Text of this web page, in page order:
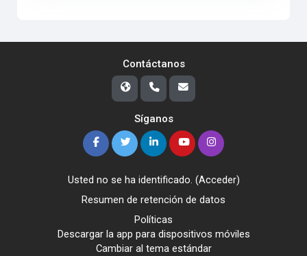
Contáctanos
Síganos
Usted no se ha identificado. (Acceder)
Resumen de retención de datos
Políticas
Descargar la app para dispositivos móviles
Cambiar al tema estándar